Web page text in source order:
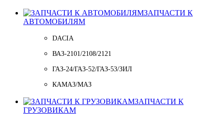
ЗАПЧАСТИ К
АВТОМОБИЛЯМ
DACIA
ВАЗ-2101/2108/2121
ГАЗ-24/ГАЗ-52/ГАЗ-53/ЗИЛ
КАМАЗ/МАЗ
ЗАПЧАСТИ К
ГРУЗОВИКАМ